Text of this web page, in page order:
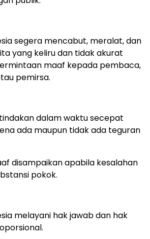
segera mencabut, meralat, dan
yang keliru dan tidak akurat
maaf kepada pembaca,
pemirsa.
dalam waktu secepat
ada maupun tidak ada teguran
disampaikan apabila kesalahan
pokok.
melayani hak jawab dan hak